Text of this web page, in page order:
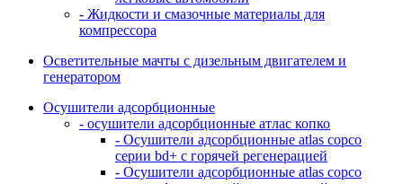
- Жидкости и смазочные материалы для
компрессора
Осветительные мачты с дизельным двигателем и
генератором
Осушители адсорбционные
- осушители адсорбционные атлас копко
- Осушители адсорбционные atlas copco
серии bd+ с горячей регенерацией
- Осушители адсорбционные atlas copco